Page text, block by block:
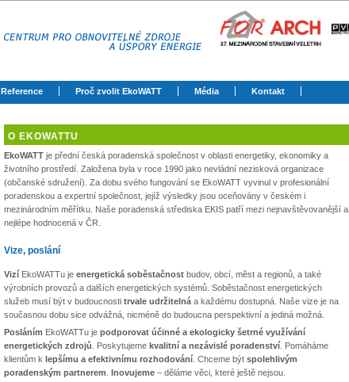
Reference Proč zvolit EkoWATT Média Kontakt
O EKOWATTU
EkoWATT je přední česká poradenská společnost v oblasti energetiky, ekonomiky a
životního prostředí. Založena byla v roce 1990 jako nevládní nezisková organizace
(občanské sdružení). Za dobu svého fungování se EkoWATT vyvinul v profesionální
poradenskou a expertní společnost, jejíž výsledky jsou oceňovány v českém i
mezinárodním měřítku. Naše poradenská střediska EKIS patří mezi nejnavštěvovanější a
nejlépe hodnocená v ČR.
Vize, poslání
Vizí EkoWATTu je energetická soběstačnost budov, obcí, měst a regionů, a také
výrobních provozů a dalších energetických systémů. Soběstačnost energetických
služeb musí být v budoucnosti trvale udržitelná a každému dostupná. Naše vize je na
současnou dobu sice odvážná, nicméně do budoucna perspektivní a jediná možná.
Posláním EkoWATTu je podporovat účinné a ekologicky šetrné využívání
energetických zdrojů . Poskytujeme kvalitní a nezávislé poradenství . Pomáháme
klientům k lepšímu a efektivnímu rozhodování . Chceme být spolehlivým
poradenským partnerem Inovujeme – děláme věci, které ještě nejsou.